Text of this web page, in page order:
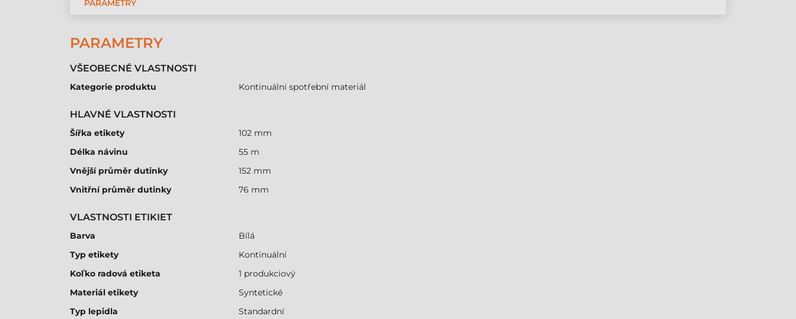
PARAMETRY
PARAMETRY
VŠEOBECNÉ VLASTNOSTI
Kategorie produktu Kontinuální spotřební materiál
HLAVNÉ VLASTNOSTI
Šířka etikety
102 mm
Délka návinu
55 m
Vnější průměr dutinky
152 mm
Vnitřní průměr dutinky
76 mm
VLASTNOSTI ETIKIET
Barva
Bílá
Typ etikety
Kontinuální
Koľko radová etiketa
1 produkciový
Materiál etikety
Syntetické
Typ lepidla
Standardní